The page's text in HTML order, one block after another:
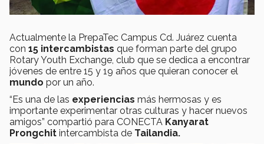
Actualmente la PrepaTec Campus Cd. Juárez cuenta
con 15 intercambistas que forman parte del grupo
Rotary Youth Exchange, club que se dedica a encontrar
jóvenes de entre 15 y 19 años que quieran conocer el
mundo por un año.
“Es una de las experiencias más hermosas y es
importante experimentar otras culturas y hacer nuevos
amigos” compartió para CONECTA Kanyarat
Prongchit intercambista de Tailandia.